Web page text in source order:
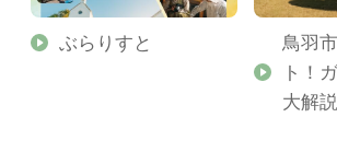
ぶらりすと
鳥羽
ト！
大解説